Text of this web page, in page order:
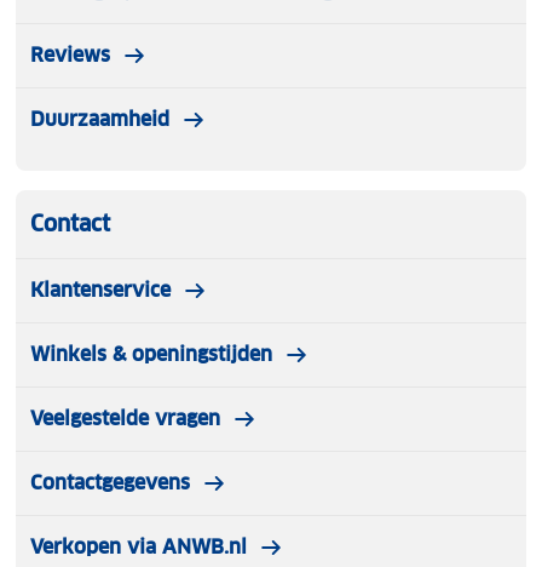
Reviews
Duurzaamheid
Contact
Klantenservice
Winkels & openingstijden
Veelgestelde vragen
Contactgegevens
Verkopen via ANWB.nl